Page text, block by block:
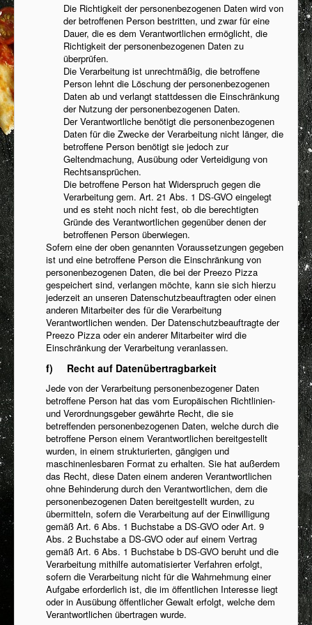
Die Richtigkeit der personenbezogenen Daten wird von
der betroffenen Person bestritten, und zwar für eine
Dauer, die es dem Verantwortlichen ermöglicht, die
Richtigkeit der personenbezogenen Daten zu
überprüfen.
Die Verarbeitung ist unrechtmäßig, die betroffene
Person lehnt die Löschung der personenbezogenen
Daten ab und verlangt stattdessen die Einschränkung
der Nutzung der personenbezogenen Daten.
Der Verantwortliche benötigt die personenbezogenen
Daten für die Zwecke der Verarbeitung nicht länger, die
betroffene Person benötigt sie jedoch zur
Geltendmachung, Ausübung oder Verteidigung von
Rechtsansprüchen.
Die betroffene Person hat Widerspruch gegen die
Verarbeitung gem. Art. 21 Abs. 1 DS-GVO eingelegt
und es steht noch nicht fest, ob die berechtigten
Gründe des Verantwortlichen gegenüber denen der
betroffenen Person überwiegen.
Sofern eine der oben genannten Voraussetzungen gegeben
ist und eine betroffene Person die Einschränkung von
personenbezogenen Daten, die bei der Preezo Pizza
gespeichert sind, verlangen möchte, kann sie sich hierzu
jederzeit an unseren Datenschutzbeauftragten oder einen
anderen Mitarbeiter des für die Verarbeitung
Verantwortlichen wenden. Der Datenschutzbeauftragte der
Preezo Pizza oder ein anderer Mitarbeiter wird die
Einschränkung der Verarbeitung veranlassen.
f) Recht auf Datenübertragbarkeit
Jede von der Verarbeitung personenbezogener Daten
betroffene Person hat das vom Europäischen Richtlinien-
und Verordnungsgeber gewährte Recht, die sie
betreffenden personenbezogenen Daten, welche durch die
betroffene Person einem Verantwortlichen bereitgestellt
wurden, in einem strukturierten, gängigen und
maschinenlesbaren Format zu erhalten. Sie hat außerdem
das Recht, diese Daten einem anderen Verantwortlichen
ohne Behinderung durch den Verantwortlichen, dem die
personenbezogenen Daten bereitgestellt wurden, zu
übermitteln, sofern die Verarbeitung auf der Einwilligung
gemäß Art. 6 Abs. 1 Buchstabe a DS-GVO oder Art. 9
Abs. 2 Buchstabe a DS-GVO oder auf einem Vertrag
gemäß Art. 6 Abs. 1 Buchstabe b DS-GVO beruht und die
Verarbeitung mithilfe automatisierter Verfahren erfolgt,
sofern die Verarbeitung nicht für die Wahrnehmung einer
Aufgabe erforderlich ist, die im öffentlichen Interesse liegt
oder in Ausübung öffentlicher Gewalt erfolgt, welche dem
Verantwortlichen übertragen wurde.